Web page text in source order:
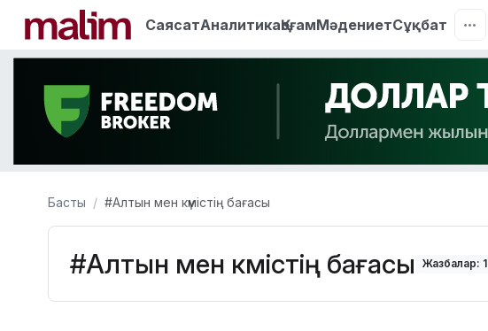
СаясатАналитикаҚоғамМәдениетСұқбат
Басты #Алтын мен күмістің бағасы
#Алтын мен күмістің бағасы Жазбалар: 1